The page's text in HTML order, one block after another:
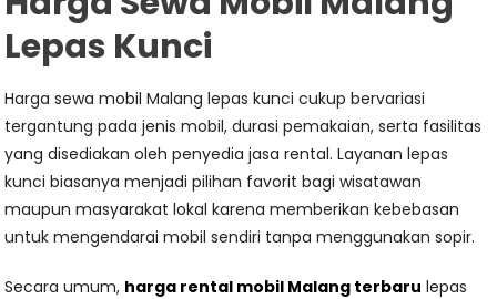
Lepas Kunci
Harga sewa mobil Malang lepas kunci cukup bervariasi
tergantung pada jenis mobil, durasi pemakaian, serta fasilitas
yang disediakan oleh penyedia jasa rental. Layanan lepas
kunci biasanya menjadi pilihan favorit bagi wisatawan
maupun masyarakat lokal karena memberikan kebebasan
untuk mengendarai mobil sendiri tanpa menggunakan sopir.
Secara umum, harga rental mobil Malang terbaru lepas